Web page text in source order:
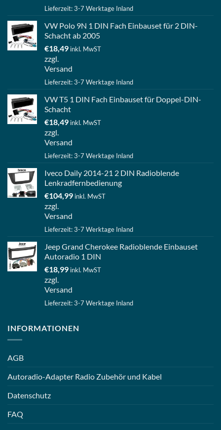
Lieferzeit: 3-7 Werktage Inland
VW Polo 9N 1 DIN Fach Einbauset für 2 DIN-
Schacht ab 2005
€18,49 inkl. MwST
zzgl.
Versand
Lieferzeit: 3-7 Werktage Inland
VW T5 1 DIN Fach Einbauset für Doppel-DIN-
Schacht
€18,49 inkl. MwST
zzgl.
Versand
Lieferzeit: 3-7 Werktage Inland
Iveco Daily 2014-21 2 DIN Radioblende
Lenkradfernbedienung
€104,99 inkl. MwST
zzgl.
Versand
Lieferzeit: 3-7 Werktage Inland
Jeep Grand Cherokee Radioblende Einbauset
Autoradio 1 DIN
€18,99 inkl. MwST
zzgl.
Versand
Lieferzeit: 3-7 Werktage Inland
INFORMATIONEN
AGB
Autoradio-Adapter Radio Zubehör und Kabel
Datenschutz
FAQ